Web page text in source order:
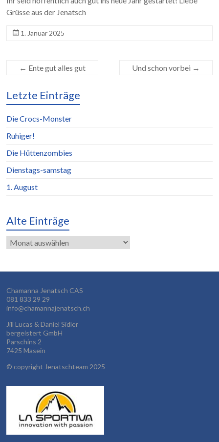
Grüsse aus der Jenatsch
1. Januar 2025
← Ente gut alles gut Und schon vorbei →
Letzte Einträge
Die Crocs-Monster
Ruhiger!
Die Hüttenzombies
Dienstags-samstag
1. August
Alte Einträge
Alte
Einträge
Chamanna Jenatsch CAS
081 833 29 29
info@chamannajenatsch.ch
Jill Lucas & Daniel Sidler
bergeistert GmbH
Parschins 2
7425 Masein
© copyright Jenatschteam 2025